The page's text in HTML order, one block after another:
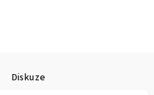
Diskuze